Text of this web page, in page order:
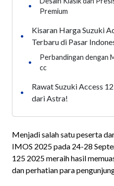
•
Premium
•
Kisaran Harga Suzuki
Terbaru di Pasar
•
Perbandingan dengan
cc
•
Rawat Suzuki Access
dari Astra!
Menjadi salah satu peserta
IMOS 2025 pada 24-28
125 2025 meraih hasil
dan perhatian para